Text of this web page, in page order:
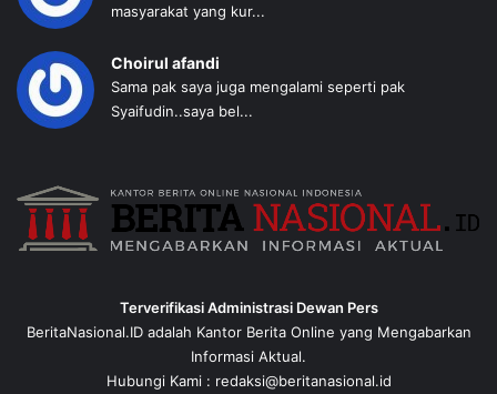
masyarakat yang kur...
Choirul afandi
Sama pak saya juga mengalami seperti pak
Syaifudin..saya bel...
Terverifikasi Administrasi Dewan Pers
BeritaNasional.ID adalah Kantor Berita Online yang Mengabarkan
Informasi Aktual.
Hubungi Kami : redaksi@beritanasional.id